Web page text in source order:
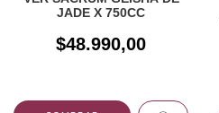
JADE X 750CC
$48.990,00